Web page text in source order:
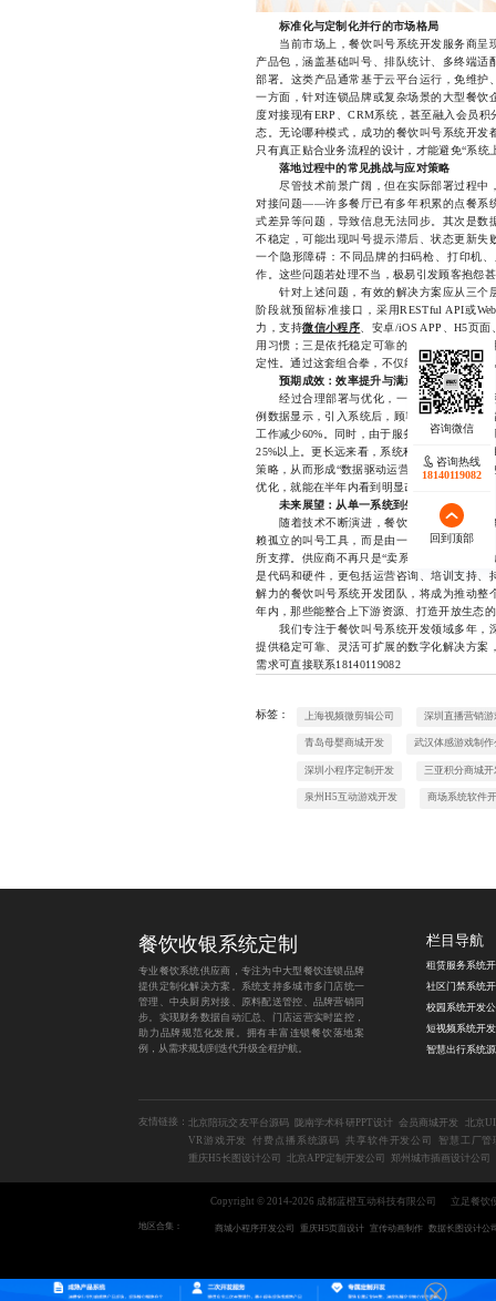
标准化与定制化并行的市场格局
当前市场上，餐饮叫号系统开发服务商呈
产品包，涵盖基础叫号、排队统计、多终端
部署。这类产品通常基于云平台运行，免维
一方面，针对连锁品牌或复杂场景的大型餐饮
度对接现有ERP、CRM系统，甚至融入会员
态。无论哪种模式，成功的餐饮叫号系统开
只有真正贴合业务流程的设计，才能避免“系统
落地过程中的常见挑战与应对策略
尽管技术前景广阔，但在实际部署过程中
对接问题——许多餐厅已有多年积累的点餐系
式差异等问题，导致信息无法同步。其次是
不稳定，可能出现叫号提示滞后、状态更新
一个隐形障碍：不同品牌的扫码枪、打印机
作。这些问题若处理不当，极易引发顾客抱怨
针对上述问题，有效的解决方案应从三个
阶段就预留标准接口，采用RESTful API或
力，支持微信小程序 、安卓/iOS APP、H5页
用习惯；三是依托稳定可靠的云服务平台，
定性。通过这套组合拳，不仅能有效规避部署
预期成效：效率提升与满意度双增长
经过合理部署与优化，一套成熟的餐饮叫
例数据显示，引入系统后，顾客平均等待时间
工作减少60%。同时，由于服务流程更加透明
25%以上。更长远来看，系统积累的客流数据
策略，从而形成“数据驱动运营”的良性循环。
优化，就能在半年内看到明显改善。
未来展望：从单一系统到生态化服务链
随着技术不断演进，餐饮叫号系统开发的
赖孤立的叫号工具，而是由一个集叫号、点
所支撑。供应商不再只是“卖系统”的角色，而
是代码和硬件，更包括运营咨询、培训支持
解力的餐饮叫号系统开发团队，将成为推动
年内，那些能整合上下游资源、打造开放生态
我们专注于餐饮叫号系统开发领域多年，
提供稳定可靠、灵活可扩展的数字化解决方
需求可直接联系18140119082
标签： 上海视频微剪辑公司 深圳直播营销游
青岛母婴商城开发 武汉体感游戏制作
深圳小程序定制开发 三亚积分商城开
泉州H5互动游戏开发 商场系统软件
咨询热线
18140119082
回到顶部
餐饮收银系统定制
专业餐饮系统供应商，专注为中大型餐饮连锁品牌
提供定制化解决方案。系统支持多城市多门店统一
管理、中央厨房对接、原料配送管控、品牌营销同
步。实现财务数据自动汇总、门店运营实时监控，
助力品牌规范化发展。拥有丰富连锁餐饮落地案
例，从需求规划到迭代升级全程护航。
栏目导航
租赁服务系统
社区门禁系统
校园系统开发
智慧出行系统
友情链接： 北京陪玩交友平台源码 陇南学术科研PPT设计 会员商城开发
北京
VR游戏开发
付费点播系统源码 共享软件开发公司
智慧工厂管
重庆H5长图设计公司
北京APP定制开发公司 郑州城市插画设计公司
Copyright © 2014-2026 成都蓝橙互动科技有限公司 立足餐饮
地区合集： 商城小程序开发公司 重庆H5页面设计 宣传动画制作 数据长图设计公